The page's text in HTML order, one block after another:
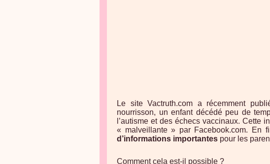
Le site Vactruth.com a récemment
nourrisson, un enfant décédé peu de
l’autisme et des échecs vaccinaux. Cette
« malveillante » par Facebook.com. En
d’informations importantes pour les
Comment cela est-il possible ?